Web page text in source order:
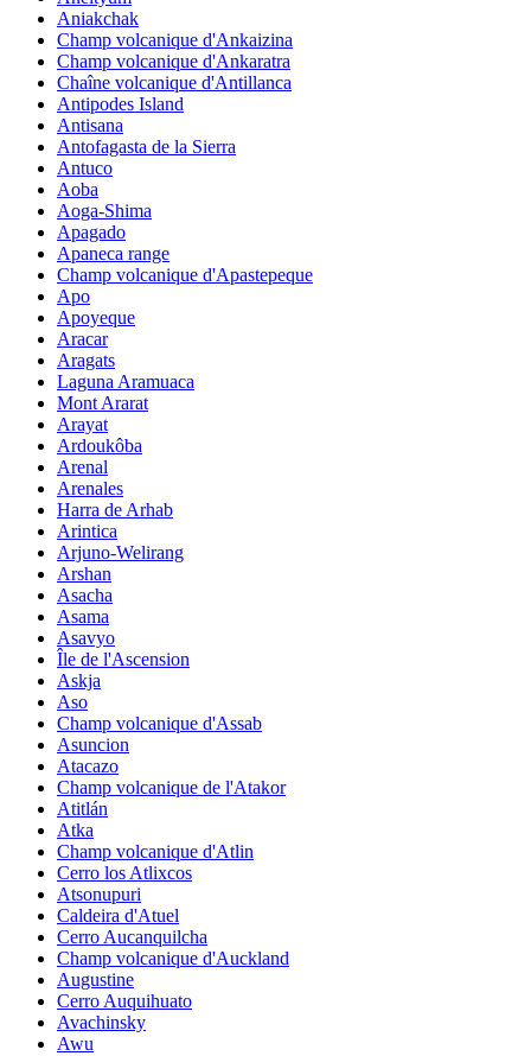
Aniakchak
Champ volcanique d'Ankaizina
Champ volcanique d'Ankaratra
Chaîne volcanique d'Antillanca
Antipodes Island
Antisana
Antofagasta de la Sierra
Antuco
Aoba
Aoga-Shima
Apagado
Apaneca range
Champ volcanique d'Apastepeque
Apo
Apoyeque
Aracar
Aragats
Laguna Aramuaca
Mont Ararat
Arayat
Ardoukôba
Arenal
Arenales
Harra de Arhab
Arintica
Arjuno-Welirang
Arshan
Asacha
Asama
Asavyo
Île de l'Ascension
Askja
Aso
Champ volcanique d'Assab
Asuncion
Atacazo
Champ volcanique de l'Atakor
Atitlán
Atka
Champ volcanique d'Atlin
Cerro los Atlixcos
Atsonupuri
Caldeira d'Atuel
Cerro Aucanquilcha
Champ volcanique d'Auckland
Augustine
Cerro Auquihuato
Avachinsky
Awu